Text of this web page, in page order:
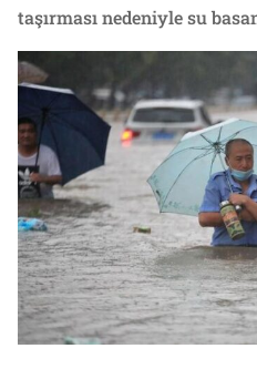
taşırması nedeniyle su